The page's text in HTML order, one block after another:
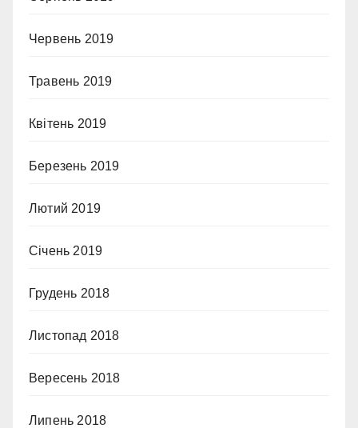
Червень 2019
Травень 2019
Квітень 2019
Березень 2019
Лютий 2019
Січень 2019
Грудень 2018
Листопад 2018
Вересень 2018
Липень 2018